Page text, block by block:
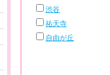
渋谷
祐天寺
自由が丘